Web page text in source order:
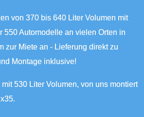
550 Automodelle an vielen Orten in
zur Miete an - Lieferung direkt zu
Montage inklusive!